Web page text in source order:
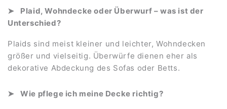
Plaid, Wohndecke oder Überwurf – was ist der
Unterschied?
Plaids sind meist kleiner und leichter, Wohndecken
größer und vielseitig. Überwürfe dienen eher als
dekorative Abdeckung des Sofas oder Betts.
Wie pflege ich meine Decke richtig?